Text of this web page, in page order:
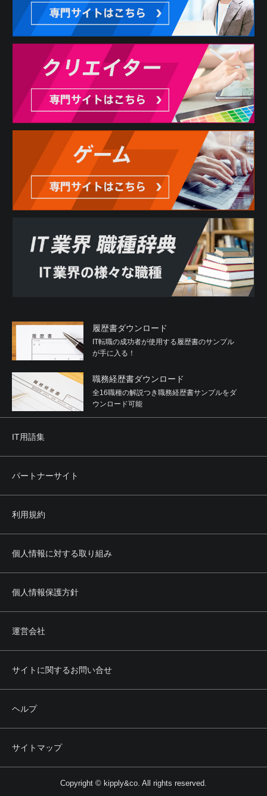
履歴書ダウンロード
IT転職の成功者が使用する履歴書のサンプル
が手に入る！
職務経歴書ダウンロード
全16職種の解説つき職務経歴書サンプルをダ
ウンロード可能
IT用語集
パートナーサイト
利用規約
個人情報に対する取り組み
個人情報保護方針
運営会社
サイトに関するお問い合せ
ヘルプ
サイトマップ
Copyright © kipply&co. All rights reserved.